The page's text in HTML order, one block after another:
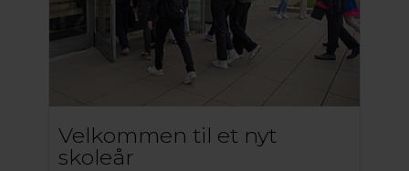
Velkommen til et nyt
skoleår